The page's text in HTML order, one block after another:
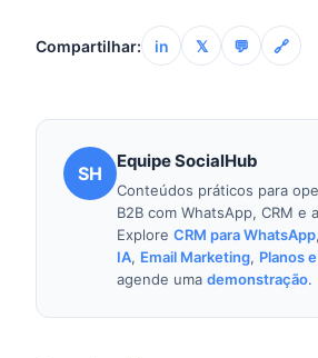
saúde mental, os riscos
explicitamente incluídos no
Compartilhar: in 𝕏 💬 🔗
SH
Equipe SocialHub
Conteúdos práticos para
B2B com WhatsApp, CRM e
Explore CRM para WhatsApp,
IA, Email Marketing, Planos
agende uma demonstração.